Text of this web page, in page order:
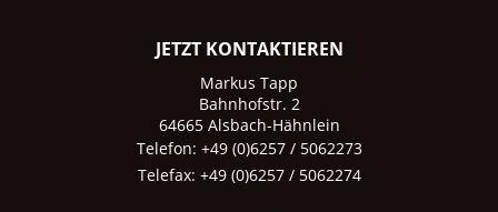
JETZT KONTAKTIEREN
Markus Tapp
Bahnhofstr. 2
64665 Alsbach-Hähnlein
Telefon: +49 (0)6257 / 5062273
Telefax: +49 (0)6257 / 5062274